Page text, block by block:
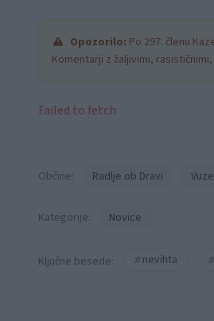
Opozorilo: Po 297. členu
Komentarji z žaljivimi,
Failed to fetch
Občine: Radlje ob Dravi
Kategorije: Novice
Ključne besede: nevihta